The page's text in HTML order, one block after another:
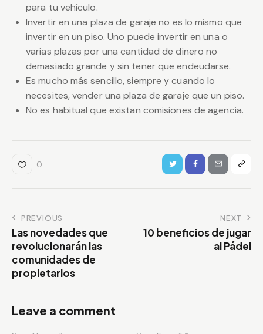
para tu vehículo.
Invertir en una plaza de garaje no es lo mismo que
invertir en un piso. Uno puede invertir en una o
varias plazas por una cantidad de dinero no
demasiado grande y sin tener que endeudarse.
Es mucho más sencillo, siempre y cuando lo
necesites, vender una plaza de garaje que un piso.
No es habitual que existan comisiones de agencia.
0
PREVIOUS
Las novedades que
revolucionarán las
comunidades de
propietarios
NEXT
10 beneficios de jugar
al Pádel
Leave a comment